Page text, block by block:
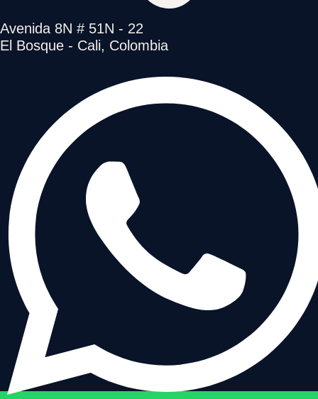
Avenida 8N # 51N - 22
El Bosque - Cali, Colombia